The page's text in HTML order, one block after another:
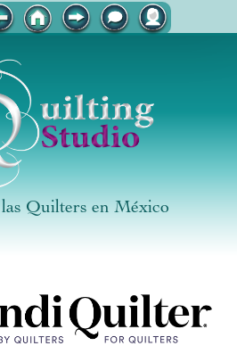
Quilters en México